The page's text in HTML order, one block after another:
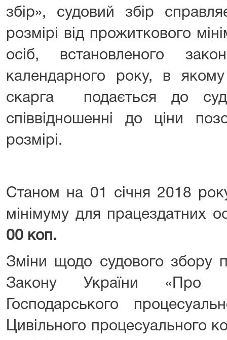
збір», судовий збір
розмірі від прожиткового
осіб, встановленого
календарного року, в
скарга подається до
співвідношенні до ціни
розмірі.
Станом на 01 січня 2018
мінімуму для працездатних
00 коп.
Зміни щодо судового збору
Закону України «Про
Господарського
Цивільного процесуального